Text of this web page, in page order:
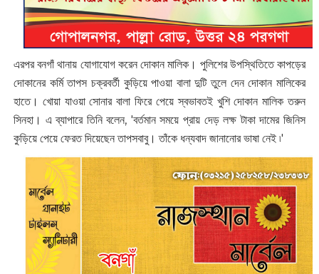
এরপর বনগাঁ থানায় যোগাযোগ করেন দোকান মালিক। পুলিশের উপস্থিতিতে কাপড়ের
দোকানের কর্মি তাপস চক্রবর্তী কুড়িয়ে পাওয়া বালা দুটি তুলে দেন দোকান মালিকের
হাতে। খোয়া যাওয়া সোনার বালা ফিরে পেয়ে স্বভাবতই খুশি দোকান মালিক ‌তরুন
সিনহা। এ ব্যাপারে তিনি বলেন, 'বর্তমান সময়ে প্রায় দেড় লক্ষ টাকা দামের জিনিস
কুড়িয়ে পেয়ে ফেরত দিয়েছেন তাপস‌বাবু। তাঁকে ধন্যবাদ জানানোর ভাষা নেই ৷'